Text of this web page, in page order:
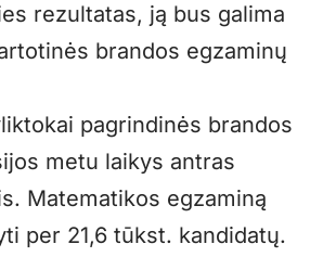
rezultatas, ją bus galima
brandos egzaminų
pagrindinės brandos
metu laikys antras
Matematikos egzaminą
per 21,6 tūkst. kandidatų.